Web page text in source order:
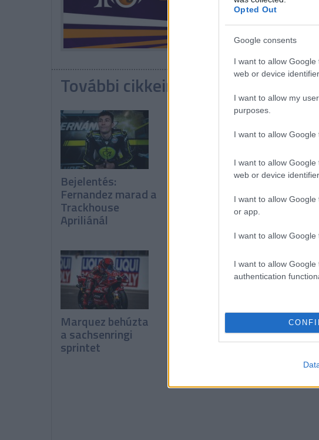
Opted Out
Google consents
I want to allow
web or device
I want to allow my
purposes.
I want to allow Google
I want to allow
web or device
I want to allow
or app.
I want to allow
I want to allow
authentication
További cikkeink a témában
Bejelentés:
Fernandez marad a
Trackhouse
Apriliánál
Quartararo és
Alonso a Hondánál
is
Marquez behúzta
a sachsenringi
sprintet
ban, Bezzecchi
megint bukott